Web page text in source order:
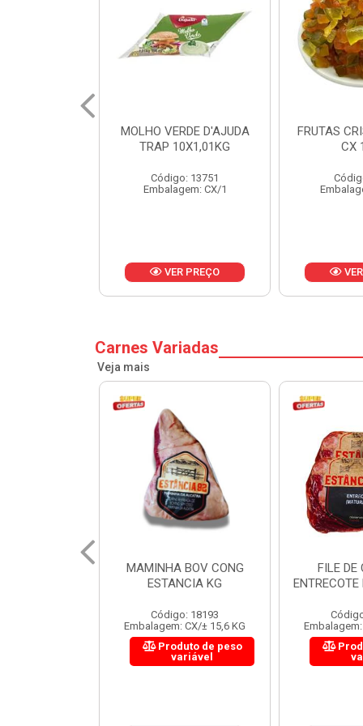
FRUTAS CRISTALIZADAS
CX 10KG
Código: 1785
Embalagem: KG/10
VER PREÇO
Carnes Variadas
Veja mais
FILE DE COSTELA
ENTRECOTE ESTANCIA KG
Código: 18299
Embalagem: CX/± 14,4 KG
Produto de peso
variável
CUPIM
Embalagem: